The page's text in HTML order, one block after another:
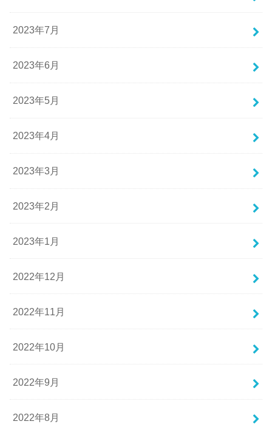
2023年7月
2023年6月
2023年5月
2023年4月
2023年3月
2023年2月
2023年1月
2022年12月
2022年11月
2022年10月
2022年9月
2022年8月